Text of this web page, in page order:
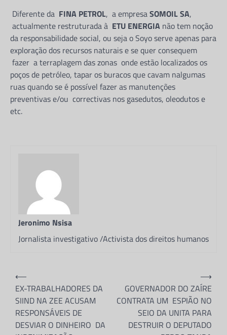
Diferente da FINA PETROL, a empresaSOMOIL SA,
actualmente restruturada à ETU ENERGIA não tem noção
da responsabilidade social, ou seja o Soyo serve apenas para
exploração dos recursos naturais e se quer consequem
fazer a terraplagem das zonas onde estão localizados os
poços de petróleo, tapar os buracos que cavam nalgumas
ruas quando se é possível fazer as manutenções
preventivas e/ou correctivas nos gasedutos, oleodutos e
etc.
Jeronimo Nsisa
Jornalista investigativo /Activista dos direitos humanos
Navegação
de
artigos
⟵
EX-TRABALHADORES DA
SIIND NA ZEE ACUSAM
RESPONSÁVEIS DE
DESVIAR O DINHEIRO DA
GOVERNADOR DO ZAÍRE
CONTRATA UM ESPIÃO NO
SEIO DA UNITA PARA
DESTRUIR O DEPUTADO
⟶
NSISA REFLEXÕES teve acesso, no mês…
DIREITOS HUMANOS
Mais de 50 reclusos morrem
devido as péssimas condições
na cadeia de Viana em Luanda
Jeronimo Nsisa 9 de Junho, 2026
Partilhe e siga-nos ...
Jeronimo Nsisa 26 de Maio, 2026
Partilhe e siga-nos ...
NSISA REFLEXÕES, cresce o nível de
descontentamento generalizado dos técnicos
das administrações municipais nos…
DIREITOS HUMANOS